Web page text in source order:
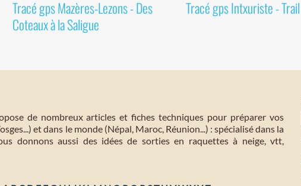
Tracé gps Mazères-Lezons - Des
Coteaux à la Saligue
Tracé gps Intxuriste - Trail
de nombreux articles et fiches techniques pour préparer vos
et dans le monde (Népal, Maroc, Réunion...) : spécialisé dans la
donnons aussi des idées de sorties en raquettes à neige, vtt,